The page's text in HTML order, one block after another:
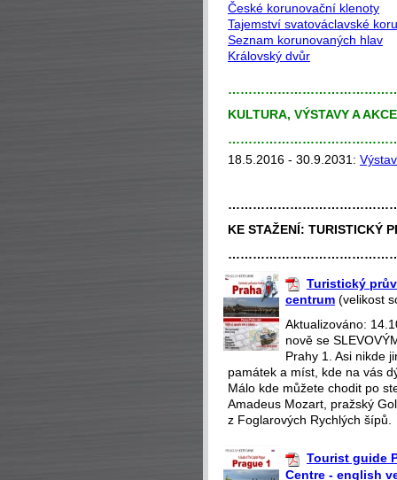
České korunovační klenoty
Tajemství svatováclavské
Seznam korunovaných hlav
Královský dvůr
KULTURA, VÝSTAVY A
18.5.2016 - 30.9.2031:
KE STAŽENÍ: TURISTICKÝ
Turistický
centrum (velikost
Aktualizováno:
nově se
Prahy 1. Asi nikde
památek a míst, kde na vás
Málo kde můžete chodit po
Amadeus Mozart, pražský
z Foglarových Rychlých šípů.
Tourist guide
Centre - english